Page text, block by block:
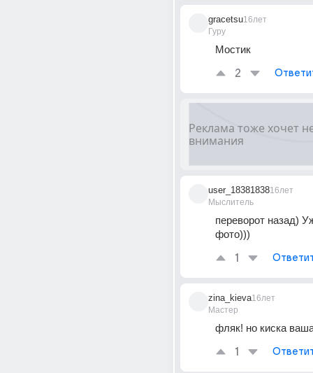
gracetsu
Гуру
16лет
Мостик
2
user_18381838
Мыслитель
16лет
переворот назад)
фото)))
1
zina_kieva
Мастер
16лет
фляк! но киска
1